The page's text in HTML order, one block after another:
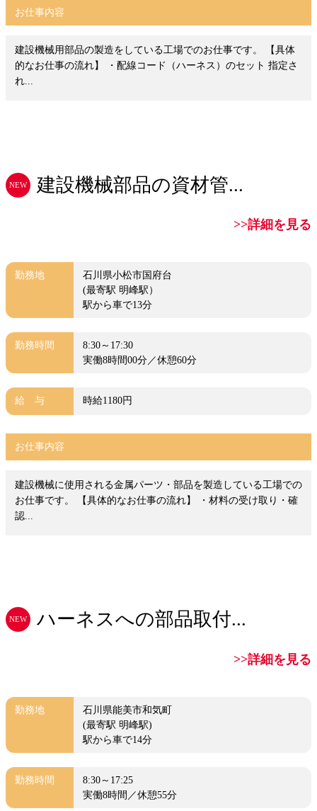
お仕事内容
建設機械用部品の製造をしている工場でのお仕事です。 【具体
的なお仕事の流れ】 ・配線コード（ハーネス）のセット 指定さ
れ...
NEW 建設機械部品の資材管...
>>詳細を見る
勤務地
石川県小松市国府台
(最寄駅 明峰駅）
駅から車で13分
勤務時間
8:30～17:30
実働8時間00分／休憩60分
給 与 時給1180円
お仕事内容
建設機械に使用される金属パーツ・部品を製造している工場での
お仕事です。 【具体的なお仕事の流れ】 ・材料の受け取り・確
認...
NEW ハーネスへの部品取付...
>>詳細を見る
勤務地
石川県能美市和気町
(最寄駅 明峰駅)
駅から車で14分
勤務時間
8:30～17:25
実働8時間／休憩55分